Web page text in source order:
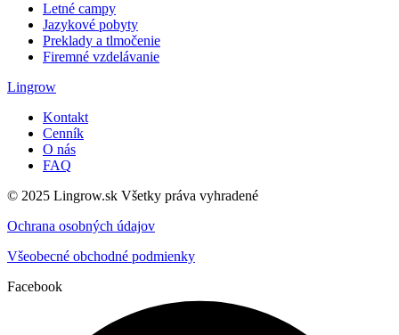
Letné campy
Jazykové pobyty
Preklady a tlmočenie
Firemné vzdelávanie
Lingrow
Kontakt
Cenník
O nás
FAQ
© 2025 Lingrow.sk Všetky práva vyhradené
Ochrana osobných údajov
Všeobecné obchodné podmienky
Facebook